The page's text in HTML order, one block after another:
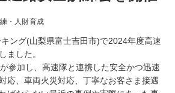
・人財育成
ング(山梨県富士吉田市)で2024年度高速
ました。
参加し、高速隊と連携した安全かつ迅速
応、車両火災対応、丁寧なお客さま接遇